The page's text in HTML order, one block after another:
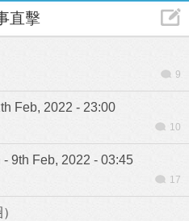
直擊
9
Feb, 2022 - 23:00
10
9th Feb, 2022 - 03:45
17